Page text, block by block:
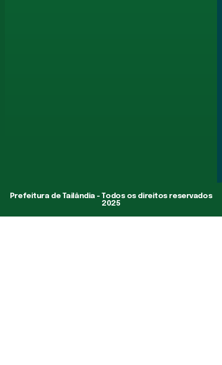
Prefeitura de Tailândia - Todos os direitos reservados
2025